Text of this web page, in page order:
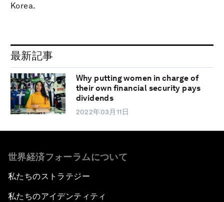
Korea.
最新記事
Why putting women in charge of
their own financial security pays
dividends
2022年03月11日
世界経済フォーラムについて
私たちのストラテジー
私たちのアイデンティティ